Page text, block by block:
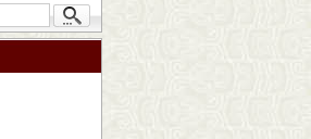
）；射线检测（RT）；渗透检测（PT）；磁粉